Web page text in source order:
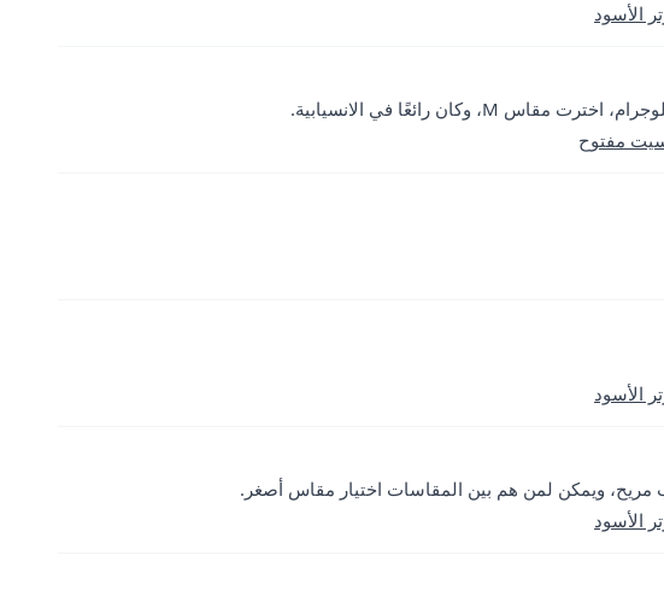
الأسود
مفتوح
الأسود
مريح، ويمكن لمن هم بين المقاسات اختيار مقاس أصغر.
الأسود